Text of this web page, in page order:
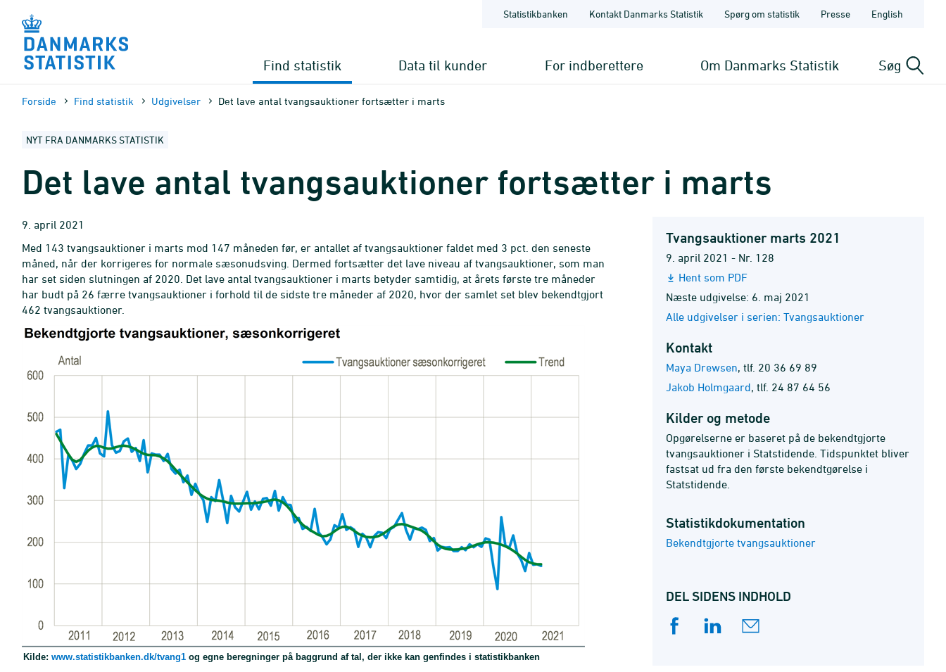
sidens
indhold
Statistikbanken Kontakt Danmarks Statistik Spørg om statistik Presse English
Find statistik Data til kunder For indberettere Om Danmarks Statistik Søg
Forside Find statistik Udgivelser Det lave antal tvangsauktioner fortsætter i marts
NYT FRA DANMARKS STATISTIK
Det lave antal tvangsauktioner fortsætter i marts
9. april 2021
Med 143 tvangsauktioner i marts mod 147 måneden før, er antallet af tvangsauktioner faldet med 3 pct. den seneste
måned, når der korrigeres for normale sæsonudsving. Dermed fortsætter det lave niveau af tvangsauktioner, som man
har set siden slutningen af 2020. Det lave antal tvangsauktioner i marts betyder samtidig, at årets første tre måneder
har budt på 26 færre tvangsauktioner i forhold til de sidste tre måneder af 2020, hvor der samlet set blev bekendtgjort
462 tvangsauktioner.
Kilde: www.statistikbanken.dk/tvang1 og egne beregninger på baggrund af tal, der ikke kan genfindes i statistikbanken
Tvangsauktioner marts 2021
9. april 2021 - Nr. 128
Hent som PDF
Næste udgivelse: 6. maj 2021
Alle udgivelser i serien: Tvangsauktioner
Kontakt
Maya Drewsen, tlf. 20 36 69 89
Jakob Holmgaard, tlf. 24 87 64 56
Kilder og metode
Opgørelserne er baseret på de bekendtgjorte
tvangsauktioner i Statstidende. Tidspunktet bliver
fastsat ud fra den første bekendtgørelse i
Statstidende.
Statistik­dokumentation
Bekendtgjorte tvangsauktioner
DEL SIDENS INDHOLD